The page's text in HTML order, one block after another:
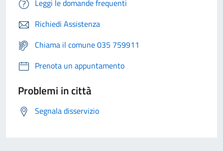
Leggi le domande frequenti
Richiedi Assistenza
Chiama il comune 035 759911
Prenota un appuntamento
Problemi in città
Segnala disservizio